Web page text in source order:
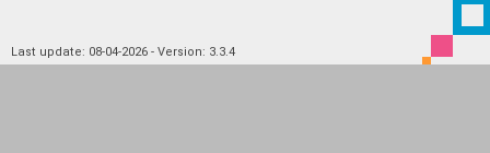
Last update: 08-04-2026 - Version: 3.3.4